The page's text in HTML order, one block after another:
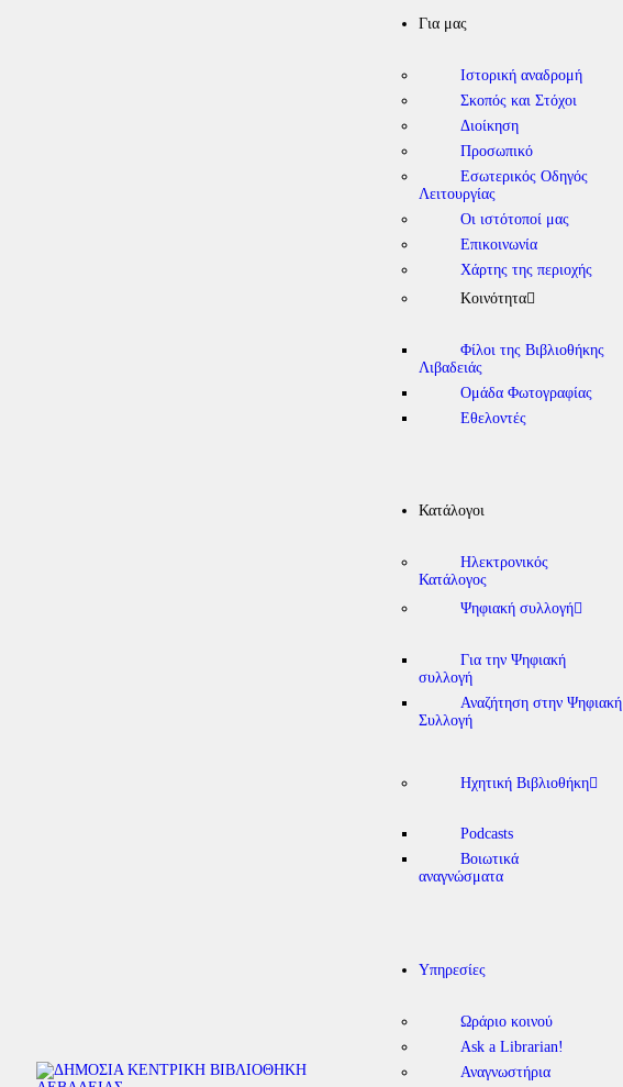
Για μας
Ιστορική αναδρομή
Σκοπός και Στόχοι
Διοίκηση
Προσωπικό
Εσωτερικός Οδηγός
Λειτουργίας
Οι ιστότοποί μας
Επικοινωνία
Χάρτης της περιοχής
Κοινότητα
Φίλοι της Βιβλιοθήκης
Λιβαδειάς
Ομάδα Φωτογραφίας
Εθελοντές
Κατάλογοι
Ηλεκτρονικός
Κατάλογος
Ψηφιακή συλλογή
Για την Ψηφιακή
συλλογή
Αναζήτηση στην Ψηφιακή
Συλλογή
Ηχητική Βιβλιοθήκη
Podcasts
Βοιωτικά
αναγνώσματα
Υπηρεσίες
Ωράριο κοινού
Ask a Librarian!
Αναγνωστήρια